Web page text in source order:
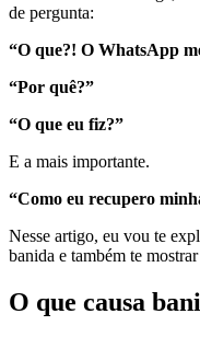
de pergunta:
“O que?! O WhatsApp
“Por quê?”
“O que eu fiz?”
E a mais importante.
“Como eu recupero
Nesse artigo, eu vou te
banida e também te
O que causa